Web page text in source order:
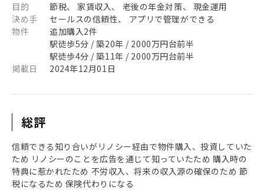
目的
節税、 家賃収入、 老後の年金対策、 現金運用
決め手
セールスの信頼性、 アプリで管理ができる
物件
追加購入2件
駅徒歩5分 / 築20年 / 2000万円台前半
駅徒歩4分 / 築11年 / 2000万円台前半
掲載日
2024年12月01日
総評
信頼できる知り合いがリノシー経由で物件購入、投資していた
ため リノシーのことを広告を通じて知っていたため 購入時の
特典に惹かれたため 不労収入、将来の収入源の確保のため 節
税になるため 保険代わりになる